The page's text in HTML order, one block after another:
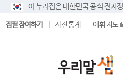
이 누리집은 대한민국 공식 전자
집필 참여하기 사전 통계 어휘 지도